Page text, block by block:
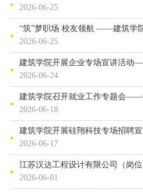
2026-06-25
2026-06-25
2026-06-24
2026-06-18
2026-06-17
江苏汉达工程设计有限公司（岗位
2026-06-01